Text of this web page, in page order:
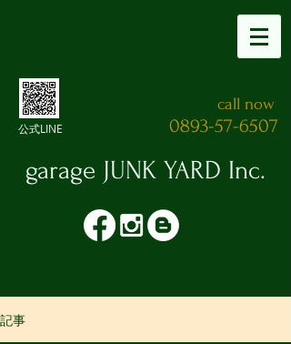
公式LINE
call now
0893-57-6507
garage JUNK YARD​ Inc.
記事